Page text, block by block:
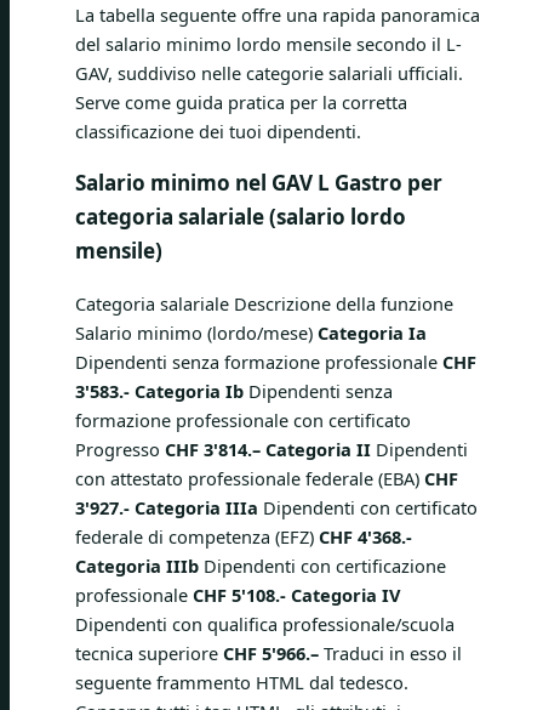
La tabella seguente offre una rapida panoramica
del salario minimo lordo mensile secondo il L-
GAV, suddiviso nelle categorie salariali ufficiali.
Serve come guida pratica per la corretta
classificazione dei tuoi dipendenti.
Salario minimo nel GAV L Gastro per
categoria salariale (salario lordo
mensile)
Categoria salariale Descrizione della funzione
Salario minimo (lordo/mese) Categoria Ia
Dipendenti senza formazione professionale CHF
3'583.- Categoria Ib Dipendenti senza
formazione professionale con certificato
Progresso CHF 3'814.– Categoria II Dipendenti
con attestato professionale federale (EBA) CHF
3'927.- Categoria IIIa Dipendenti con certificato
federale di competenza (EFZ) CHF 4'368.-
Categoria IIIb Dipendenti con certificazione
professionale CHF 5'108.- Categoria IV
Dipendenti con qualifica professionale/scuola
tecnica superiore CHF 5'966.– Traduci in esso il
seguente frammento HTML dal tedesco.